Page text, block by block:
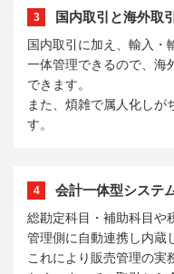
3 国内取引と海外取
国内取引に加え、輸入・
一体管理できるので、海
できます。
また、煩雑で属人化しが
す。
4 会計一体型システ
総勘定科目・補助科目や
管理側に自動連携し内蔵
これにより販売管理の実